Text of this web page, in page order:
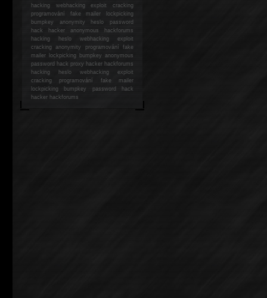
hackingwebhacking exploit cracking
programování fake mailer lockpicking
bumpkey anonymity heslo password
hackhacker anonymous hackforums
hackingheslo webhacking exploit
cracking anonymity programování fake
mailer lockpicking bumpkey anonymous
password hack proxy hacker hackforums
hacking heslo webhacking exploit
cracking programování fake mailer
lockpicking bumpkey password hack
hackerhackforums